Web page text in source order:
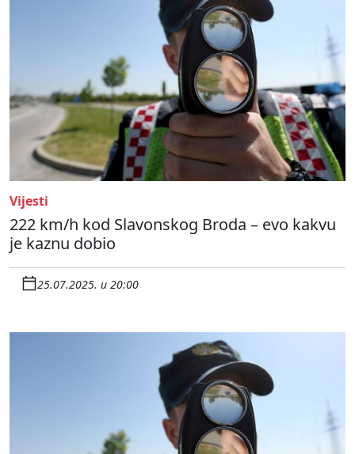
Vijesti
222 km/h kod Slavonskog Broda – evo kakvu
je kaznu dobio
25.07.2025. u 20:00